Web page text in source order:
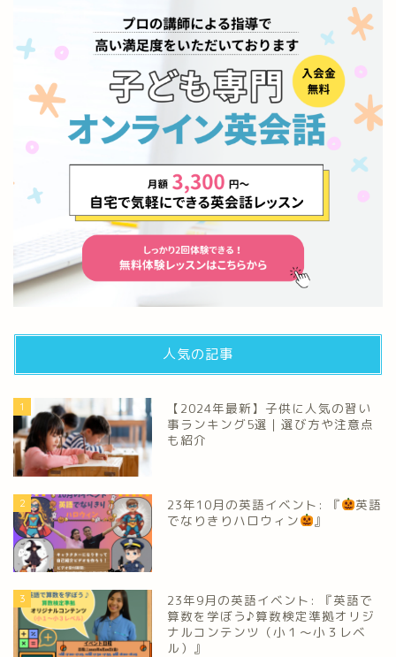
人気の記事
1
【2024年最新】子供に人気の習い
事ランキング5選｜選び方や注意点
も紹介
2 23年10月の英語イベント: 『
英語
でなりきりハロウィン
』
3
23年9月の英語イベント: 『英語で
算数を学ぼう♪算数検定準拠オリジ
ナルコンテンツ（小１～小３レベ
ル）』